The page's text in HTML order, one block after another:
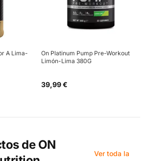
A Lima-
On Platinum Pump Pre-Workout
Limón-Lima 380G
39,99 €
de ON
Ver toda la